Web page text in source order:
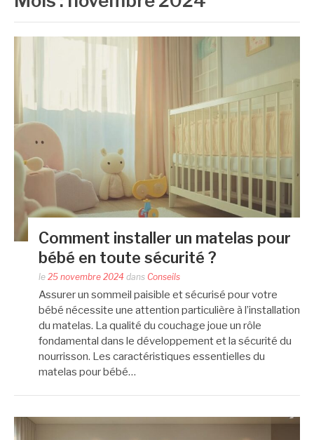
Comment installer un matelas pour
bébé en toute sécurité ?
le 25 novembre 2024 dans Conseils
Assurer un sommeil paisible et sécurisé pour votre
bébé nécessite une attention particulière à l’installation
du matelas. La qualité du couchage joue un rôle
fondamental dans le développement et la sécurité du
nourrisson. Les caractéristiques essentielles du
matelas pour bébé…